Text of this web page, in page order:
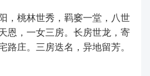
，桃林世秀，羁窭一堂，八世
恩，一女三房。长房世龙，寄
路庄。三房迭名，异地留芳。